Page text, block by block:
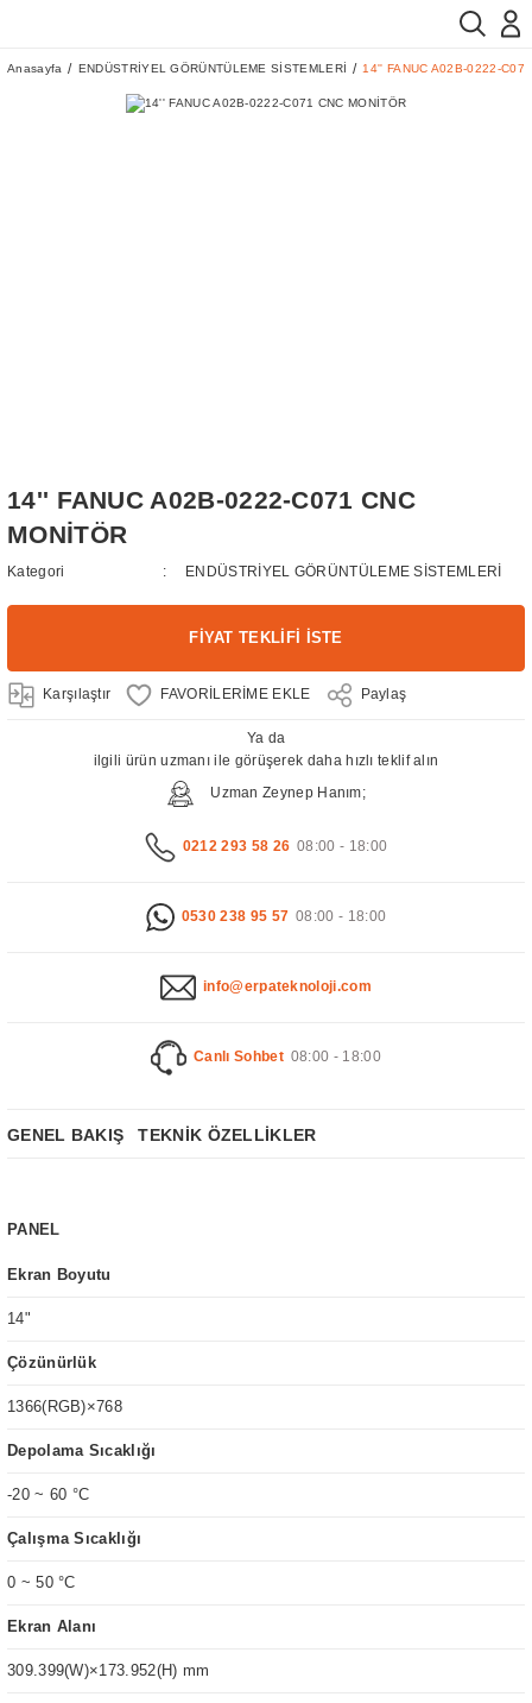
Anasayfa ENDÜSTRİYEL GÖRÜNTÜLEME SİSTEMLERİ 14'' FANUC A02B-0222-
14'' FANUC A02B-0222-C071 CNC
MONİTÖR
Kategori ENDÜSTRİYEL GÖRÜNTÜLEME SİSTEMLERİ
FİYAT TEKLİFİ İSTE
Karşılaştır Paylaş
Ya da
ilgili ürün uzmanı ile görüşerek daha hızlı teklif alın
Uzman Zeynep Hanım;
0212 293 58 26 08:00 - 18:00
0530 238 95 57 08:00 - 18:00
info@erpateknoloji.com
Canlı Sohbet 08:00 - 18:00
GENEL BAKIŞ TEKNİK ÖZELLİKLER
PANEL
Ekran Boyutu
14"
Çözünürlük
1366(RGB)×768
Depolama Sıcaklığı
-20 ~ 60 °C
Çalışma Sıcaklığı
0 ~ 50 °C
Ekran Alanı
309.399(W)×173.952(H) mm